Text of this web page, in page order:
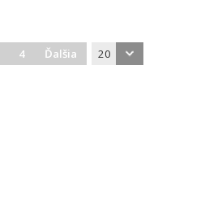
4 Ďalšia 20